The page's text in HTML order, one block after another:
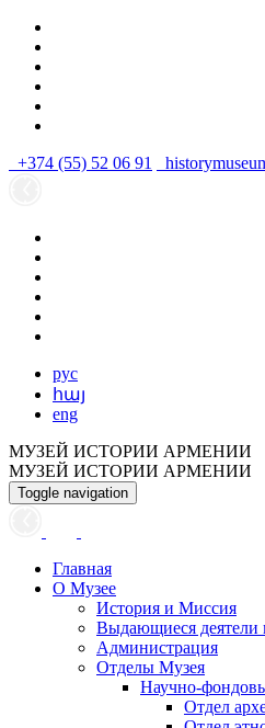
+374 (55) 52 06 91
рус
հայ
eng
МУЗЕЙ ИСТОРИИ АРМЕНИИ
МУЗЕЙ ИСТОРИИ АРМЕНИИ
Toggle navigation
Главная
О Музее
История и Миссия
Выдающиеся деятели
Администрация
Отделы Музея
Научно-
Отдел